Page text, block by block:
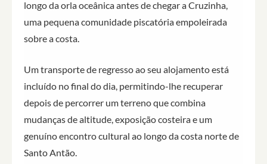
longo da orla oceânica antes de chegar a Cruzinha,
uma pequena comunidade piscatória empoleirada
sobre a costa.
Um transporte de regresso ao seu alojamento está
incluído no final do dia, permitindo-lhe recuperar
depois de percorrer um terreno que combina
mudanças de altitude, exposição costeira e um
genuíno encontro cultural ao longo da costa norte de
Santo Antão.